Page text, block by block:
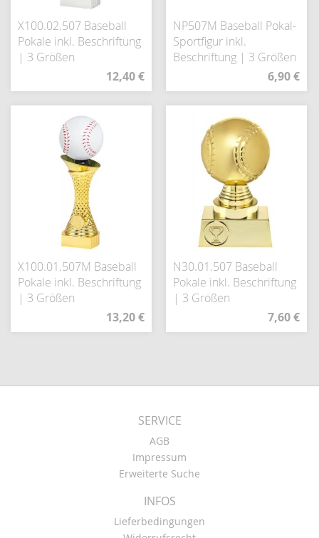
X100.02.507 Baseball
Pokale inkl. Beschriftung
| 3 Größen
12,40 €
NP507M Baseball Pokal-
Sportfigur inkl.
Beschriftung | 3 Größen
6,90 €
X100.01.507M Baseball
Pokale inkl. Beschriftung
| 3 Größen
13,20 €
N30.01.507 Baseball
Pokale inkl. Beschriftung
| 3 Größen
7,60 €
SERVICE
AGB
Impressum
Erweiterte Suche
INFOS
Lieferbedingungen